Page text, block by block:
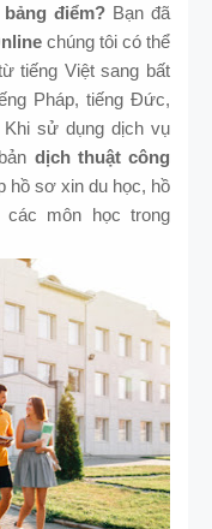
điểm? Bạn đã
chúng tôi có thể
tiếng Việt sang bất
Pháp, tiếng Đức,
sử dụng dịch vụ
dịch thuật công
hồ sơ xin du học, hồ
môn học trong